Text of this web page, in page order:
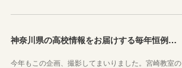
神奈川県の高校情報をお届けする毎年恒例のコラボ企画のお知らせ
今年もこの企画、撮影してまいりました。宮崎教室の